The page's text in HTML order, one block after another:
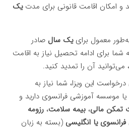
یک
معمول براییک سال صادر
برای ادامه تحصیل نیاز به اقامت
می‌توانید آن را تمدید کنید.
درخواست این ویزا، شما نیاز به
موسسه آموزشی فرانسوی دارید و
تمکن مالی، بیمه سلامت، رزومه
یا انگلیسی (بسته به زبان